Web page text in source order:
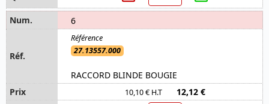
6
27.13557.000
RACCORD BLINDE BOUGIE
10,10 € H.T 12,12 €